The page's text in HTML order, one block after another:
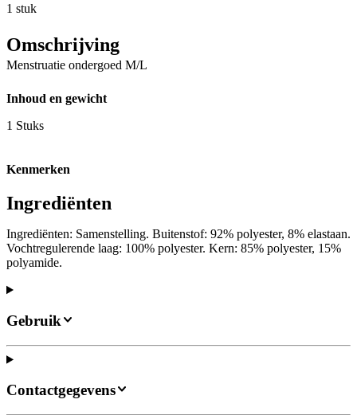
1 stuk
Omschrijving
Menstruatie ondergoed M/L
Inhoud en gewicht
1 Stuks
Kenmerken
Ingrediënten
Ingrediënten: Samenstelling. Buitenstof: 92% polyester, 8% elastaan.
Vochtregulerende laag: 100% polyester. Kern: 85% polyester, 15%
polyamide.
Gebruik
Contactgegevens